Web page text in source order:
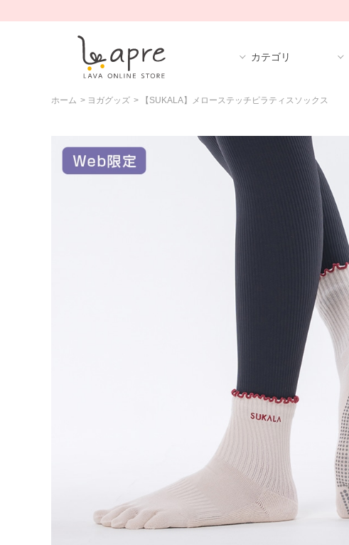
カテゴリ
ホーム > ヨガグッズ > 【SUKALA】メローステッチピラティスソックス